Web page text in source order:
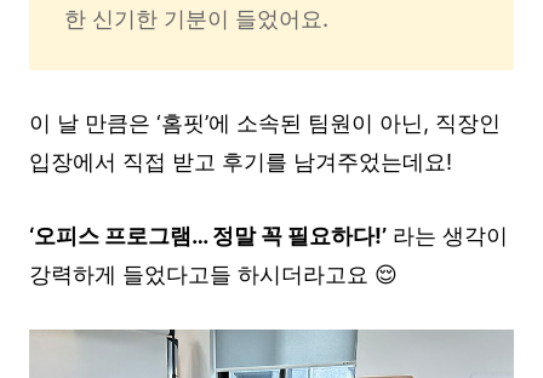
한 신기한 기분이 들었어요.
이 날 만큼은 ‘홈핏’에 소속된 팀원이 아닌, 직장인
입장에서 직접 받고 후기를 남겨주었는데요!
‘오피스 프로그램… 정말 꼭 필요하다!’ 라는 생각이
강력하게 들었다고들 하시더라고요 😌